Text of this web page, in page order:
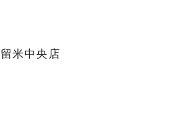
米中央店